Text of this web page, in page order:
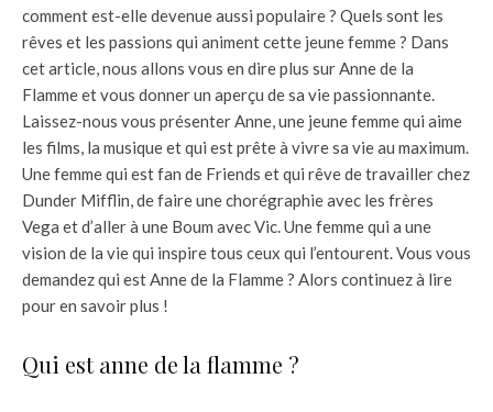
comment est-elle devenue aussi populaire ? Quels sont les
rêves et les passions qui animent cette jeune femme ? Dans
cet article, nous allons vous en dire plus sur Anne de la
Flamme et vous donner un aperçu de sa vie passionnante.
Laissez-nous vous présenter Anne, une jeune femme qui aime
les films, la musique et qui est prête à vivre sa vie au maximum.
Une femme qui est fan de Friends et qui rêve de travailler chez
Dunder Mifflin, de faire une chorégraphie avec les frères
Vega et d’aller à une Boum avec Vic. Une femme qui a une
vision de la vie qui inspire tous ceux qui l’entourent. Vous vous
demandez qui est Anne de la Flamme ? Alors continuez à lire
pour en savoir plus !
Qui est anne de la flamme ?